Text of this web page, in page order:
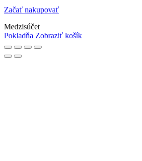
Začať nakupovať
Medzisúčet
Pokladňa Zobraziť košík